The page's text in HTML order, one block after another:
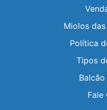
Miolos
Política
Tipos
Fale